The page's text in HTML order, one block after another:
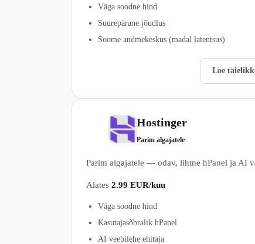
Väga soodne hind
Suurepärane jõudlus
Soome andmekeskus (madal latentsus)
Loe
Hostinger
Parim algajatele
Parim algajatele — odav, lihtne hPanel ja AI
Alates 2.99 EUR/kuu
Väga soodne hind
Kasutajasõbralik hPanel
AI veebilehe ehitaja